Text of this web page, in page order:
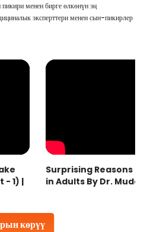
көрүү
менен бирге өлкөнүн эң
эксперттери менен сын-пикирлер
- 1) |
Surprising Reasons
in Adults By Dr.